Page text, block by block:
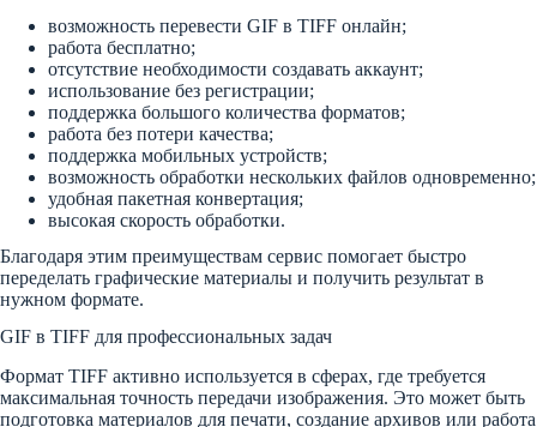
возможность перевести GIF в TIFF онлайн;
работа бесплатно;
отсутствие необходимости создавать аккаунт;
использование без регистрации;
поддержка большого количества форматов;
работа без потери качества;
поддержка мобильных устройств;
возможность обработки нескольких файлов одновременно;
удобная пакетная конвертация;
высокая скорость обработки.
Благодаря этим преимуществам сервис помогает быстро
переделать графические материалы и получить результат в
нужном формате.
GIF в TIFF для профессиональных задач
Формат TIFF активно используется в сферах, где требуется
максимальная точность передачи изображения. Это может быть
подготовка материалов для печати, создание архивов или работа